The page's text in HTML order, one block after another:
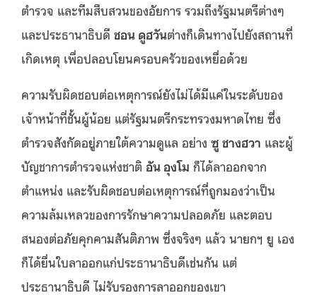
ตำรวจ และทีมสืบสวนของอัยการ รวมถึงรัฐมนตรีต่างๆ
และประธานาธิบดี ชอน ดูฮวันต่างก็เดินทางไปยังสถานที่
เกิดเหตุ เพื่อปลอบโยนครอบครัวของเหยื่อด้วย
ความรับผิดชอบต่อเหตุการณ์ยังไม่ได้มีแค่ในระดับของ
เจ้าหน้าที่ชั้นผู้น้อย แต่รัฐมนตรีกระทรวงมหาดไทย ซึ่ง
ตำรวจสังกัดอยู่ภายใต้ความดูแล อย่าง ซู ชางฮวา และผู้
บัญชาการตำรวจแห่งชาติ อัน อุงโม ก็ได้ลาออกจาก
ตำแหน่ง และรับผิดชอบต่อเหตุการณ์ที่ถูกมองว่าเป็น
ความล้มเหลวของการรักษาความปลอดภัย และตอบ
สนองต่อภัยคุกคามสันติภาพ ซึ่งจริงๆ แล้ว นายกฯ ยู เอง
ก็ได้ยื่นใบลาออกแก่ประธานาธิบดีเช่นกัน แต่
ประธานาธิบดี ไม่รับรองการลาออกของเขา